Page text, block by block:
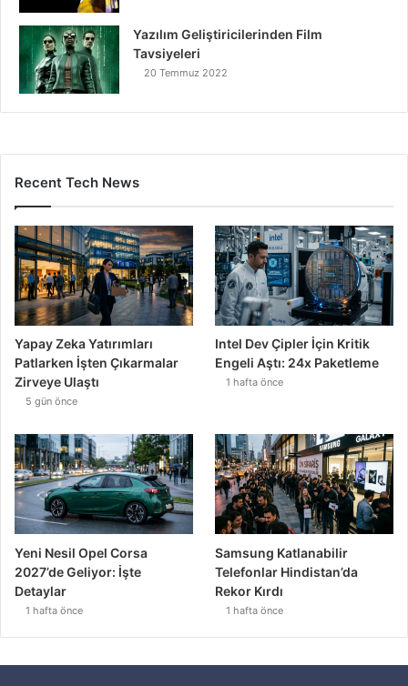
Yazılım Geliştiricilerinden Film
Tavsiyeleri
20 Temmuz 2022
Recent Tech News
Yapay Zeka Yatırımları
Patlarken İşten Çıkarmalar
Zirveye Ulaştı
5 gün önce
Intel Dev Çipler İçin Kritik
Engeli Aştı: 24x Paketleme
1 hafta önce
Yeni Nesil Opel Corsa
2027’de Geliyor: İşte
Detaylar
1 hafta önce
Samsung Katlanabilir
Telefonlar Hindistan’da
Rekor Kırdı
1 hafta önce